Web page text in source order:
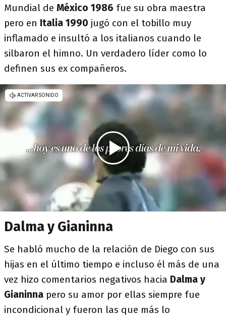
Mundial de México 1986 fue su obra maestra
pero en Italia 1990 jugó con el tobillo muy
inflamado e insultó a los italianos cuando le
silbaron el himno. Un verdadero líder como lo
definen sus ex compañeros.
Dalma y Gianinna
Se habló mucho de la relación de Diego con sus
hijas en el último tiempo e incluso él más de una
vez hizo comentarios negativos hacia Dalma y
Gianinna pero su amor por ellas siempre fue
incondicional y fueron las que más lo